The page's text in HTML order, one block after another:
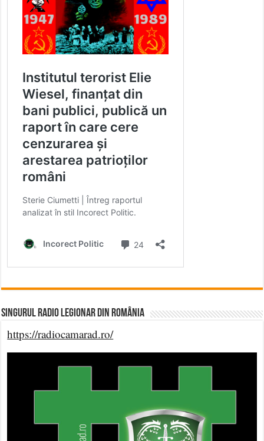
Singurul Radio Legionar din România
https://radiocamarad.ro/